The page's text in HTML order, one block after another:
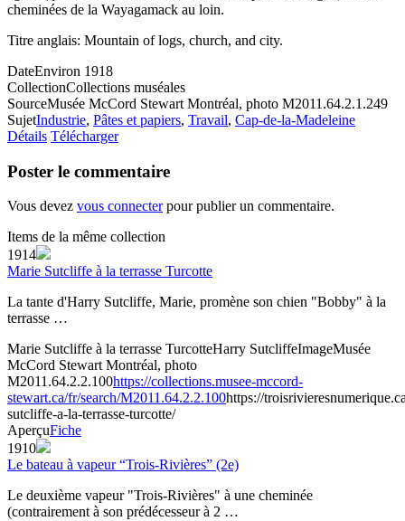
cheminées de la Wayagamack au loin.
Titre anglais: Mountain of logs, church, and city.
DateEnviron 1918
CollectionCollections muséales
SourceMusée McCord Stewart Montréal, photo M2011.64.2.1.249
SujetIndustrie, Pâtes et papiers, Travail, Cap-de-la-Madeleine
Détails Télécharger
Poster le commentaire
Vous devez vous connecterpour publier un commentaire.
Items de la même collection
1914
Marie Sutcliffe à la terrasse Turcotte
La tante d'Harry Sutcliffe, Marie, promène son chien "Bobby" à la
terrasse …
Marie Sutcliffe à la terrasse TurcotteHarry SutcliffeImageMusée
McCord Stewart Montréal, photo
M2011.64.2.2.100https://collections.musee-mccord-
stewart.ca/fr/search/M2011.64.2.2.100https://
sutcliffe-a-la-terrasse-turcotte/
AperçuFiche
1910
Le bateau à vapeur “Trois-Rivières” (2e)
Le deuxième vapeur "Trois-Rivières" à une cheminée
(contrairement à son prédécesseur à 2 …